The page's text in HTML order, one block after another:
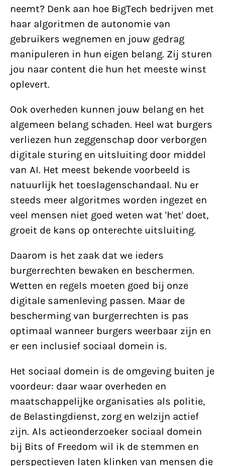
neemt? Denk aan hoe BigTech bedrijven met
haar algoritmen de autonomie van
gebruikers wegnemen en jouw gedrag
manipuleren in hun eigen belang. Zij sturen
jou naar content die hun het meeste winst
oplevert.
Ook overheden kunnen jouw belang en het
algemeen belang schaden. Heel wat burgers
verliezen hun zeggenschap door verborgen
digitale sturing en uitsluiting door middel
van AI. Het meest bekende voorbeeld is
natuurlijk het toeslagenschandaal. Nu er
steeds meer algoritmes worden ingezet en
veel mensen niet goed weten wat 'het' doet,
groeit de kans op onterechte uitsluiting.
Daarom is het zaak dat we ieders
burgerrechten bewaken en beschermen.
Wetten en regels moeten goed bij onze
digitale samenleving passen. Maar de
bescherming van burgerrechten is pas
optimaal wanneer burgers weerbaar zijn en
er een inclusief sociaal domein is.
Het sociaal domein is de omgeving buiten je
voordeur: daar waar overheden en
maatschappelijke organisaties als politie,
de Belastingdienst, zorg en welzijn actief
zijn. Als actieonderzoeker sociaal domein
bij Bits of Freedom wil ik de stemmen en
perspectieven laten klinken van mensen die